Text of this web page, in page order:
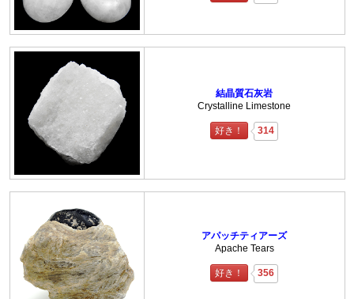
結晶質石灰岩
Crystalline Limestone
好き！ 314
アパッチティアーズ
Apache Tears
好き！ 356